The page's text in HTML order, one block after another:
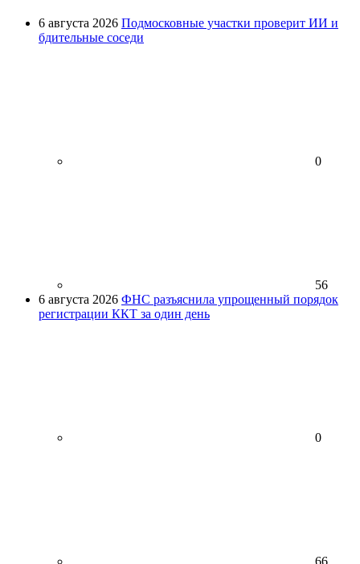
6 августа 2026 Подмосковные участки проверит ИИ и
бдительные соседи
0
56
6 августа 2026 ФНС разъяснила упрощенный порядок
регистрации ККТ за один день
0
66